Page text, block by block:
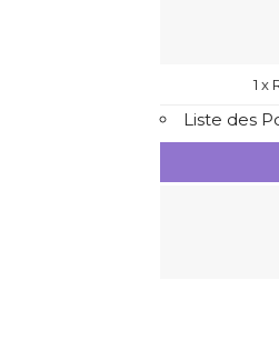
1 x
Liste des